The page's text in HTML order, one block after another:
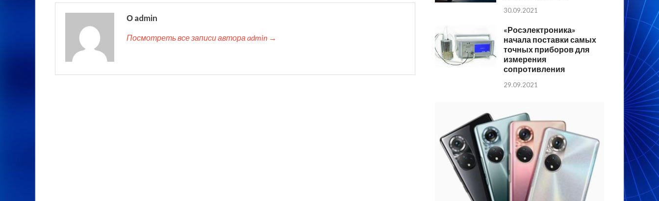
О admin
Посмотреть все записи автора admin →
30.09.2021
«Росэлектроника»
начала поставки самых
точных приборов для
измерения
сопротивления
29.09.2021